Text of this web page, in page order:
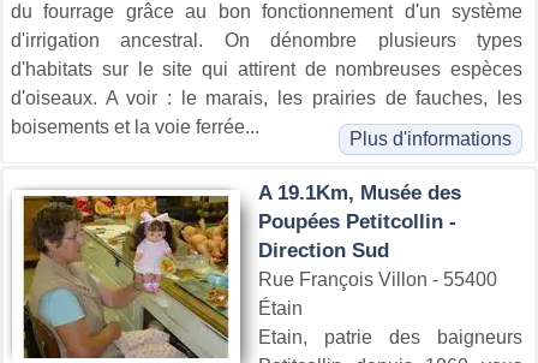
du fourrage grâce au bon fonctionnement d'un système
d'irrigation ancestral. On dénombre plusieurs types
d'habitats sur le site qui attirent de nombreuses espèces
d'oiseaux. A voir : le marais, les prairies de fauches, les
boisements et la voie ferrée...
Plus d'informations
A 19.1Km, Musée des
Poupées Petitcollin -
Direction Sud
Rue François Villon - 55400
Étain
Etain, patrie des baigneurs